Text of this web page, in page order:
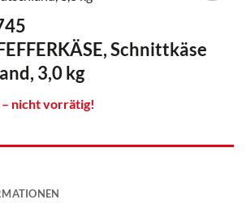
Schnittkäse
3,0 kg
nicht vorrätig!